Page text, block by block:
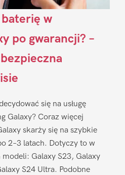
w
po gwarancji? –
się na usługę
Galaxy? Coraz więcej
skarży się na szybkie
2–3 latach. Dotyczy to w
Galaxy S23, Galaxy
S24 Ultra. Podobne